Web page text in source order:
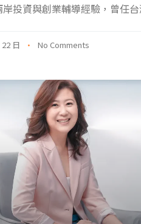
投資與創業輔導經驗，曾任
日 No Comments